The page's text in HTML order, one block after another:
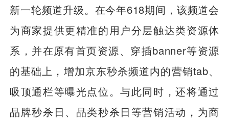
新一轮频道升级。在今年618期间，该频道会
为商家提供更精准的用户分层触达类资源体
系，并在原有首页资源、穿插banner等资源
的基础上，增加京东秒杀频道内的营销tab、
吸顶通栏等曝光点位。与此同时，还将通过
品牌秒杀日、品类秒杀日等营销活动，为商